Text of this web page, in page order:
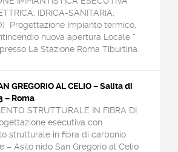
IDRICA-SANITARIA,
Progettazione Impianto termico,
nuova apertura Locale “
La Stazione Roma Tiburtina.
GREGORIO AL CELIO – Salita di
– Roma
STRUTTURALE IN FIBRA DI
esecutiva con
strutturale in fibra di carbonio
– Asilo nido San Gregorio al Celio